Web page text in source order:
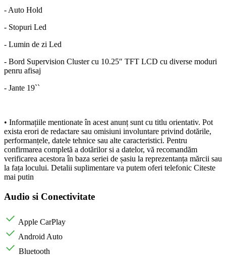
- Auto Hold
- Stopuri Led
- Lumin de zi Led
- Bord Supervision Cluster cu 10.25″ TFT LCD cu diverse moduri
penru afisaj
- Jante 19``
• Informațiile mentionate în acest anunț sunt cu titlu orientativ. Pot
exista erori de redactare sau omisiuni involuntare privind dotările,
performanțele, datele tehnice sau alte caracteristici. Pentru
confirmarea completă a dotărilor si a datelor, vă recomandăm
verificarea acestora în baza seriei de șasiu la reprezentanța mărcii sau
la fața locului. Detalii suplimentare va putem oferi telefonic Citeste
mai putin
Audio si Conectivitate
Apple CarPlay
Android Auto
Bluetooth